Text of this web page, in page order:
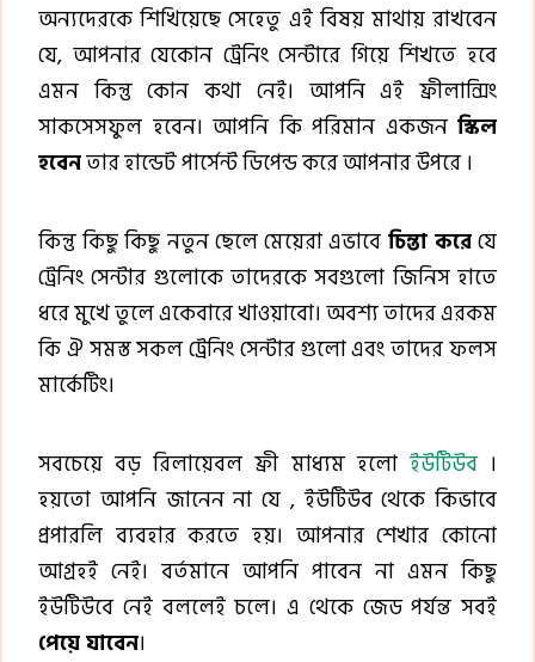
অন্যদেরকে শিখিয়েছে সেহেতু এই বিষয় মাথায় রাখবেন
যে, আপনার যেকোন ট্রেনিং সেন্টারে গিয়ে শিখতে হবে
এমন কিন্তু কোন কথা নেই। আপনি এই ফ্রীলান্সিং
সাকসেসফুল হবেন। আপনি কি পরিমান একজন স্কিল
হবেনতার হান্ডেট পার্সেন্ট ডিপেন্ড করে আপনার উপরে ।
কিন্তু কিছু কিছু নতুন ছেলে মেয়েরা এভাবে চিন্তা করেযে
ট্রেনিং সেন্টার গুলোকে তাদেরকে সবগুলো জিনিস হাতে
ধরে মুখে তুলে একেবারে খাওয়াবো। অবশ্য তাদের এরকম
কি ঐ সমস্ত সকল ট্রেনিং সেন্টার গুলো এবং তাদের ফলস
মার্কেটিং।
সবচেয়ে বড় রিলায়েবল ফ্রী মাধ্যম হলো ইউটিউব।
হয়তো আপনি জানেন না যে , ইউটিউব থেকে কিভাবে
প্রপারলি ব্যবহার করতে হয়। আপনার শেখার কোনো
আগ্রহই নেই। বর্তমানে আপনি পাবেন না এমন কিছু
ইউটিউবে নেই বললেই চলে। এ থেকে জেড পর্যন্ত সবই
পেয়ে যাবেন।